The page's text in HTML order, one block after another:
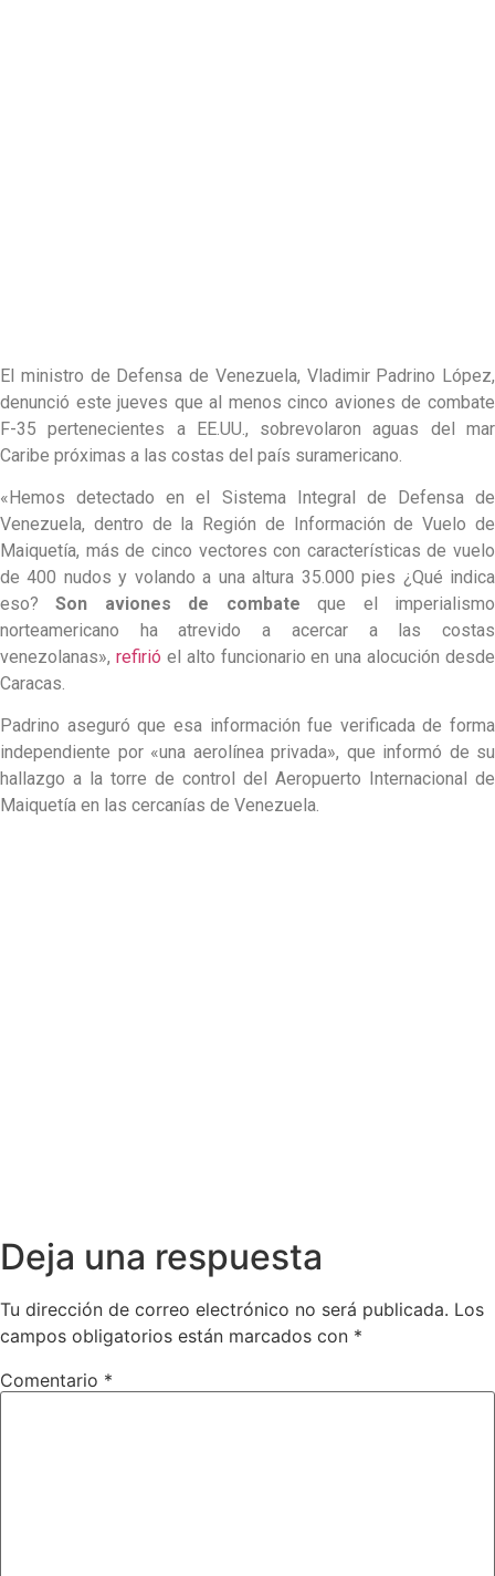
El ministro de Defensa de Venezuela, Vladimir Padrino López,
denunció este jueves que al menos cinco aviones de combate
F-35 pertenecientes a EE.UU., sobrevolaron aguas del mar
Caribe próximas a las costas del país suramericano.
«Hemos detectado en el Sistema Integral de Defensa de
Venezuela, dentro de la Región de Información de Vuelo de
Maiquetía, más de cinco vectores con características de vuelo
de 400 nudos y volando a una altura 35.000 pies ¿Qué indica
eso?Son aviones de combate que el imperialismo
norteamericano ha atrevido a acercar a las costas
venezolanas», refirió el alto funcionario en una alocución desde
Caracas.
Padrino aseguró que esa información fue verificada de forma
independiente por «una aerolínea privada», que informó de su
hallazgo a la torre de control del Aeropuerto Internacional de
Maiquetía en las cercanías de Venezuela.
Deja una respuesta
Tu dirección de correo electrónico no será publicada. Los
campos obligatorios están marcados con *
Comentario *